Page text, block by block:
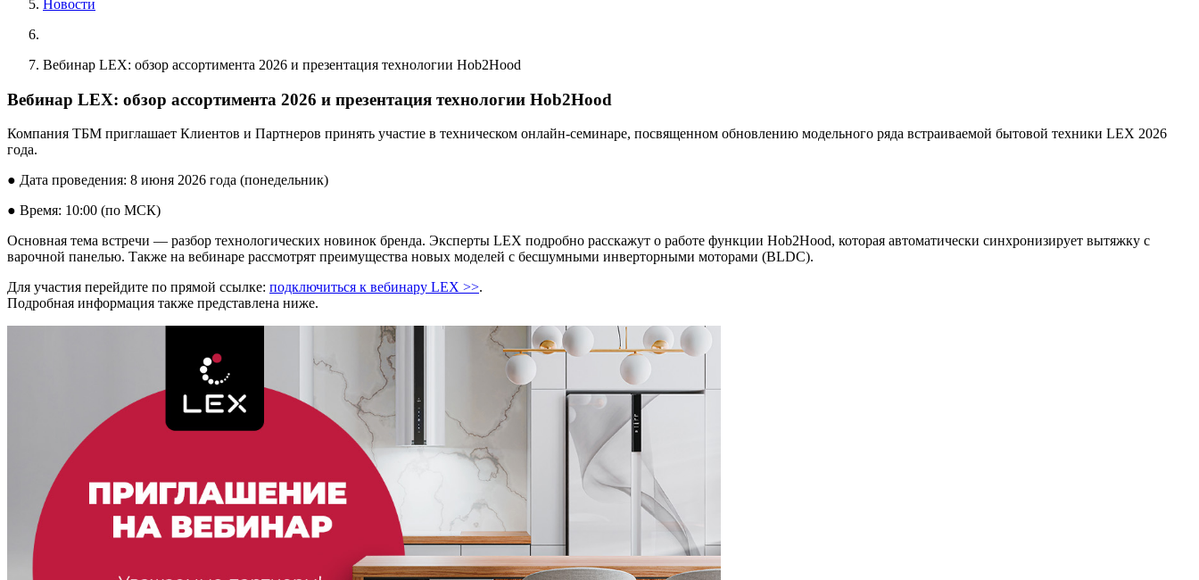
Новости
Вебинар LEX: обзор ассортимента 2026 и презентация технологии Hob2Hood
Вебинар LEX: обзор ассортимента 2026 и презентация технологии Hob2Hood
Компания ТБМ приглашает Клиентов и Партнеров принять участие в техническом онлайн-семинаре, посвященном обновлению модельного ряда встраиваемой бытовой техники LEX 2026
года.
● Дата проведения: 8 июня 2026 года (понедельник)
● Время: 10:00 (по МСК)
Основная тема встречи — разбор технологических новинок бренда. Эксперты LEX подробно расскажут о работе функции Hob2Hood, которая автоматически синхронизирует вытяжку с
варочной панелью. Также на вебинаре рассмотрят преимущества новых моделей с бесшумными инверторными моторами (BLDC).
Для участия перейдите по прямой ссылке: подключиться к вебинару LEX >>.
Подробная информация также представлена ниже.